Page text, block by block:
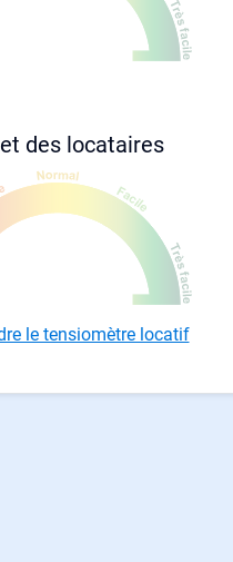
des locataires
le tensiomètre locatif